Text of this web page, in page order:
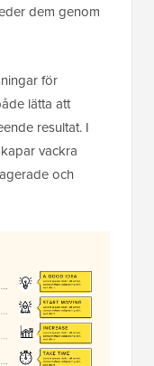
dem genom
för
lätta att
resultat. I
vackra
och